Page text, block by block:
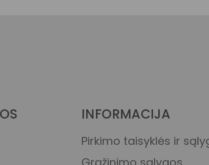
INFORMACIJA
Pirkimo taisyklės ir